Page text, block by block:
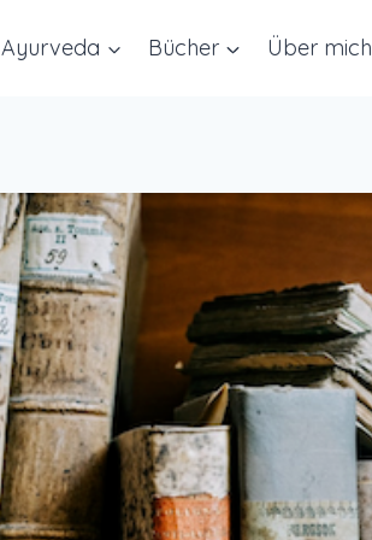
Ayurveda Bücher Über mich